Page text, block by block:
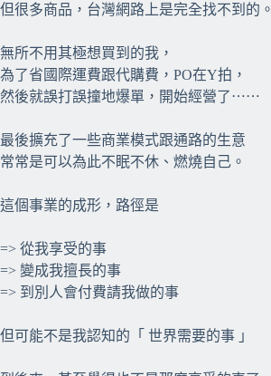
但很多商品，台灣網路上是完全找不到的。
無所不用其極想買到的我，
為了省國際運費跟代購費，PO在Y拍，
然後就誤打誤撞地爆單，開始經營了⋯⋯
最後擴充了一些商業模式跟通路的生意
常常是可以為此不眠不休、燃燒自己。
這個事業的成形，路徑是
=> 從我享受的事
=> 變成我擅長的事
=> 到別人會付費請我做的事
但可能不是我認知的「 世界需要的事 」